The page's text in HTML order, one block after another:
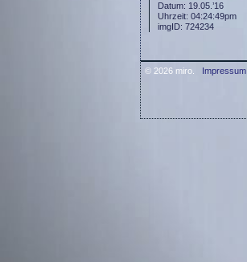
Datum: 19.05.’16
Uhrzeit: 04:24:49pm
imgID: 724234
© 2026 miro. Impressum